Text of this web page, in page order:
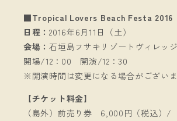
■Tropical Lovers Beach Festa 2016
日程：2016年6月11日（土）
会場：石垣島フサキリゾートヴィレッ
開場/12：00 開演/12：30
※開演時間は変更になる場合がござい
【チケット料金】
（島外）前売り券 6,000円（税込